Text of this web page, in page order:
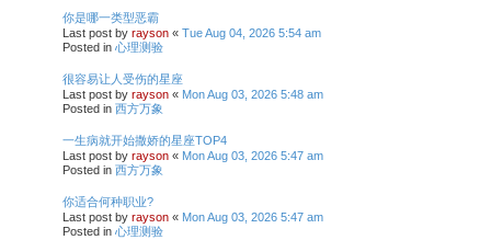
你是哪一类型恶霸
Last post by rayson « Tue Aug 04, 2026 5:54 am
Posted in 心理测验
很容易让人受伤的星座
Last post by rayson « Mon Aug 03, 2026 5:48 am
Posted in 西方万象
一生病就开始撒娇的星座TOP4
Last post by rayson « Mon Aug 03, 2026 5:47 am
Posted in 西方万象
你适合何种职业?
Last post by rayson « Mon Aug 03, 2026 5:47 am
Posted in 心理测验